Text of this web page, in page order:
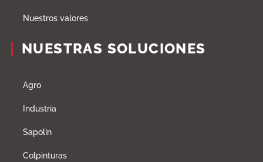
Nuestros valores
NUESTRAS SOLUCIONES
Agro
Industria
Sapolin
Colpinturas